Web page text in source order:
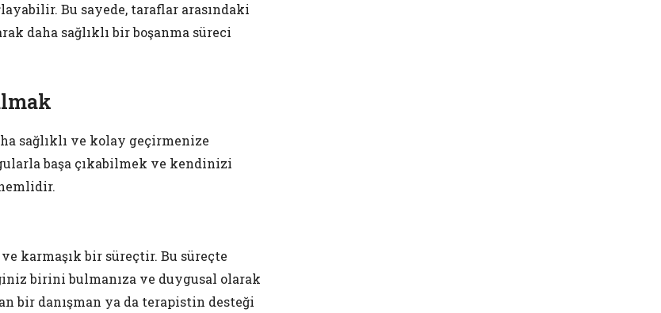
Bu sayede, taraflar arasındaki
daha sağlıklı bir boşanma süreci
sağlıklı ve kolay geçirmenize
başa çıkabilmek ve kendinizi
karmaşık bir süreçtir. Bu süreçte
birini bulmanıza ve duygusal olarak
bir danışman ya da terapistin desteği